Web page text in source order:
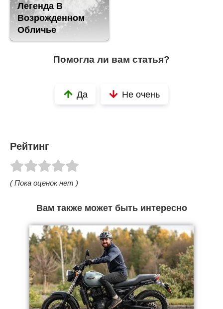
Легенда В
Возрожденном
Обличье
Помогла ли вам статья?
Да Не очень
Рейтинг
( Пока оценок нет )
Вам также может быть интересно